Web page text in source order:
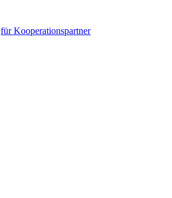
für Kooperationspartner